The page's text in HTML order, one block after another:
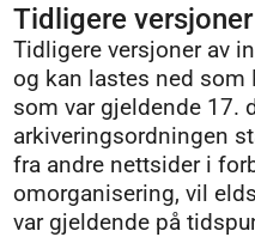
Tidligere versjoner
Tidligere versjoner av
og kan lastes ned som
som var gjeldende 17.
arkiveringsordningen
fra andre nettsider i
omorganisering, vil
var gjeldende på